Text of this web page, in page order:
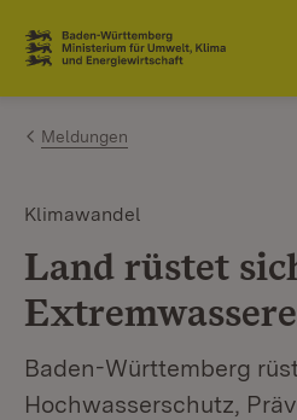
Zum Inhalt springen
Link zur Startseite
Meldungen
Klimawandel
Land rüstet
Baden-Württemberg
Hochwasserschutz,